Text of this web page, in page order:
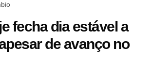
fecha dia estável a
de avanço no